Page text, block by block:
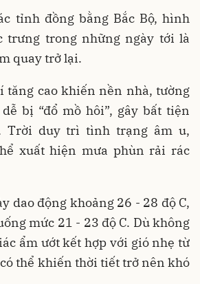
tỉnh đồng bằng Bắc Bộ, hình
trưng trong những ngày tới là
quay trở lại.
tăng cao khiến nền nhà, tường
bị “đổ mồ hôi”, gây bất tiện
Trời duy trì tình trạng âm u,
xuất hiện mưa phùn rải rác
dao động khoảng 26 - 28 độ C,
mức 21 - 23 độ C. Dù không
ẩm ướt kết hợp với gió nhẹ từ
thể khiến thời tiết trở nên khó